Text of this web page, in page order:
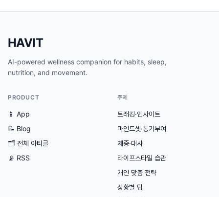
HAVIT
AI-powered wellness companion for habits, sleep,
nutrition, and movement.
PRODUCT
📱 App
📝 Blog
🗂 전체 아티클
📡 RSS
주제
트래킹·인사이트
마인드셋·동기부여
체중·대사
라이프스타일 습관
개인 맞춤 전략
상황별 팁